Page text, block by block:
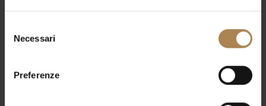
delNecessari
Preferenze
21 Maggio 2025
Via Giuseppe di Vittorio, 6, Assago